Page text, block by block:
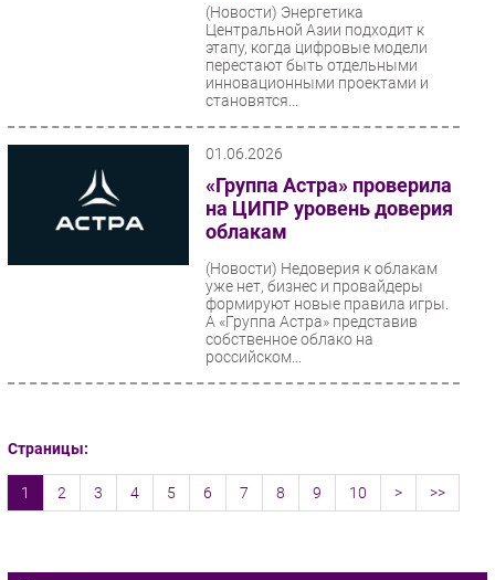
(Новости) Энергетика
Центральной Азии подходит к
этапу, когда цифровые модели
перестают быть отдельными
инновационными проектами и
становятся...
01.06.2026
«Группа Астра» проверила
на ЦИПР уровень доверия
облакам
(Новости) Недоверия к облакам
уже нет, бизнес и провайдеры
формируют новые правила игры.
А «Группа Астра» представив
собственное облако на
российском...
Страницы:
1 2 3 4 5 6 7 8 9 10 > >>